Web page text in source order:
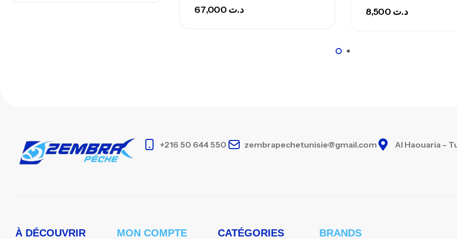
د.ت د.ت
+216 50 644 550 zembrapechetunisie@gmail.com Al Haouaria –
À DÉCOUVRIR MON COMPTE CATÉGORIES BRANDS